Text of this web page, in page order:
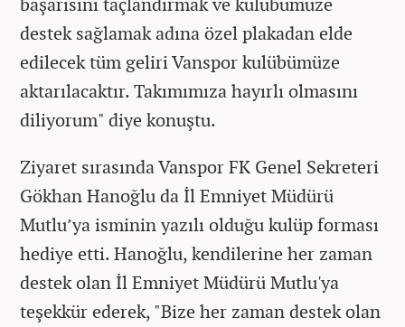
destek sağlamak adına özel plakadan elde
edilecek tüm geliri Vanspor kulübümüze
aktarılacaktır. Takımımıza hayırlı olmasını
diliyorum" diye konuştu.
Ziyaret sırasında Vanspor FK Genel Sekreteri
Gökhan Hanoğlu da İl Emniyet Müdürü
Mutlu’ya isminin yazılı olduğu kulüp forması
hediye etti. Hanoğlu, kendilerine her zaman
destek olan İl Emniyet Müdürü Mutlu'ya
teşekkür ederek, "Bize her zaman destek olan